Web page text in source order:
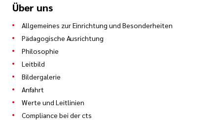
Über uns
Allgemeines zur Einrichtung und Besonderheiten
Pädagogische Ausrichtung
Philosophie
Leitbild
Bildergalerie
Anfahrt
Werte und Leitlinien
Compliance bei der cts